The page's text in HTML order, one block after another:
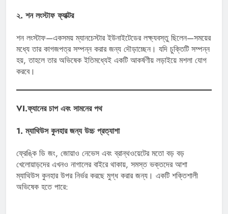
২. শন লংস্টাফ ফ্যাক্টর
শন লংস্টাফ—একসময় ম্যানচেস্টার ইউনাইটেডের লক্ষ্যবস্তু ছিলেন—সময়ের
মধ্যে তার কাগজপত্র সম্পন্ন করার জন্য দৌড়াচ্ছেন। যদি চুক্তিটি সম্পন্ন
হয়, তাহলে তার অভিষেক ইতিমধ্যেই একটি আকর্ষণীয় লড়াইয়ে মশলা যোগ
করবে।
VI.ফ্যানের চাপ এবং সামনের পথ
1. ম্যাথিউস কুনহার জন্য উচ্চ প্রত্যাশা
ফ্রেঙ্কি ডি জং, জোয়াও নেভেস এবং ব্রান্থওয়েটের মতো বড় বড়
খেলোয়াড়দের এখনও নাগালের বাইরে থাকায়, সমস্ত ভক্তদের আশা
ম্যাথিউস কুনহার উপর নির্ভর করছে মুগ্ধ করার জন্য। একটি শক্তিশালী
অভিষেক হতে পারে: